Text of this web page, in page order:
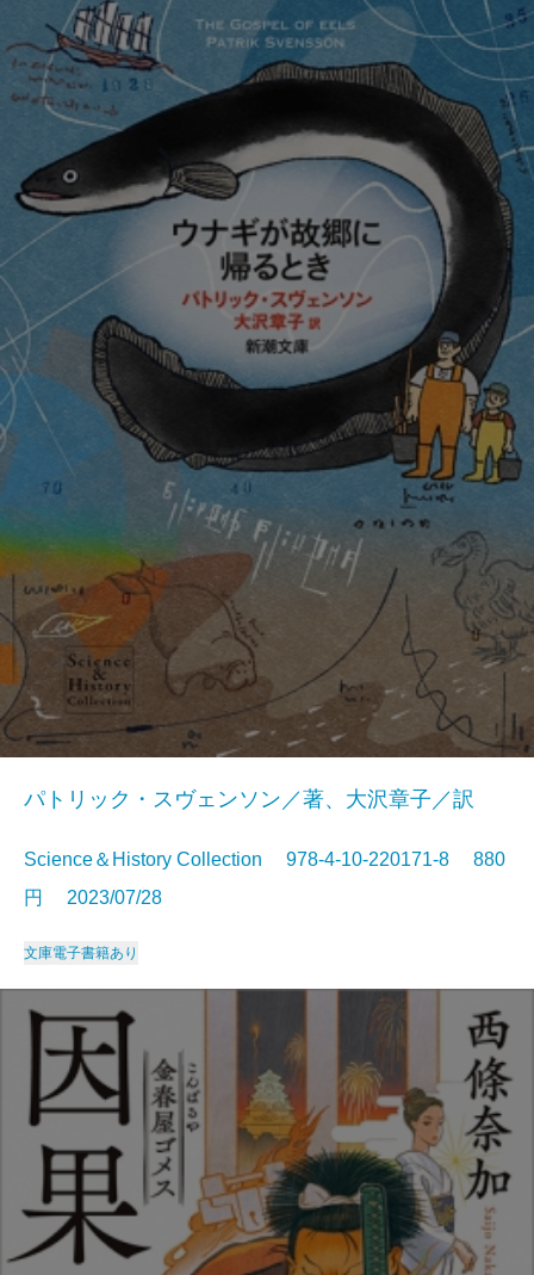
パトリック・スヴェンソン／著、大沢章子／訳
Science＆History Collection 978-4-10-220171-8 880
円 2023/07/28
文庫電子書籍あり